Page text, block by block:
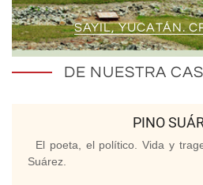
SAYIL, YUCATÁN.
DE NUESTRA
PINO
El poeta, el político. Vida y
Suárez.